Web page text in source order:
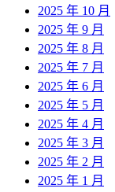
2025 年 10 月
2025 年 9 月
2025 年 8 月
2025 年 7 月
2025 年 6 月
2025 年 5 月
2025 年 4 月
2025 年 3 月
2025 年 2 月
2025 年 1 月